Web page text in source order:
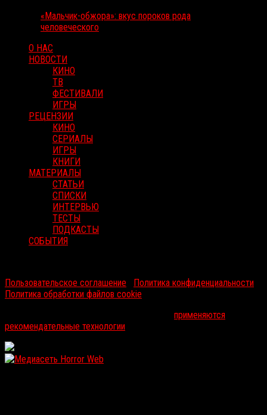
«Мальчик-обжора»: вкус пороков рода
человеческого
О НАС
НОВОСТИ
КИНО
ТВ
ФЕСТИВАЛИ
ИГРЫ
РЕЦЕНЗИИ
КИНО
СЕРИАЛЫ
ИГРЫ
КНИГИ
МАТЕРИАЛЫ
СТАТЬИ
СПИСКИ
ИНТЕРВЬЮ
ТЕСТЫ
ПОДКАСТЫ
СОБЫТИЯ
Пользовательское соглашение
Политика конфиденциальности
Политика обработки файлов cookie
применяются
рекомендательные технологии